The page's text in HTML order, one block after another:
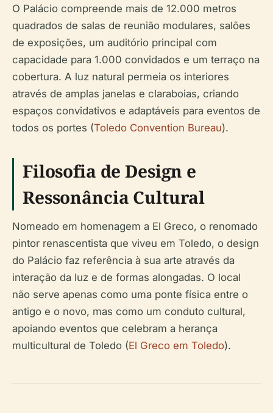
O Palácio compreende mais de 12.000 metros
quadrados de salas de reunião modulares, salões
de exposições, um auditório principal com
capacidade para 1.000 convidados e um terraço na
cobertura. A luz natural permeia os interiores
através de amplas janelas e claraboias, criando
espaços convidativos e adaptáveis para eventos de
todos os portes (Toledo Convention Bureau).
Filosofia de Design e
Ressonância Cultural
Nomeado em homenagem a El Greco, o renomado
pintor renascentista que viveu em Toledo, o design
do Palácio faz referência à sua arte através da
interação da luz e de formas alongadas. O local
não serve apenas como uma ponte física entre o
antigo e o novo, mas como um conduto cultural,
apoiando eventos que celebram a herança
multicultural de Toledo (El Greco em Toledo).